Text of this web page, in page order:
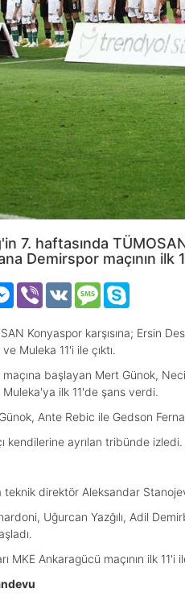
7. haftasında
Demirspor maçının
Messenger
Viber VK Message
Konyaspor karşısına; Ersin
Muleka 11'i ile çıktı.
başlayan Mert Günok,
ilk 11'de şans verdi.
Ante Rebic ile Gedson
kendilerine ayrılan tribünde izledi.
direktör Aleksandar
Uğurcan Yazğılı, Adil
MKE Ankaragücü maçının ilk 11'i